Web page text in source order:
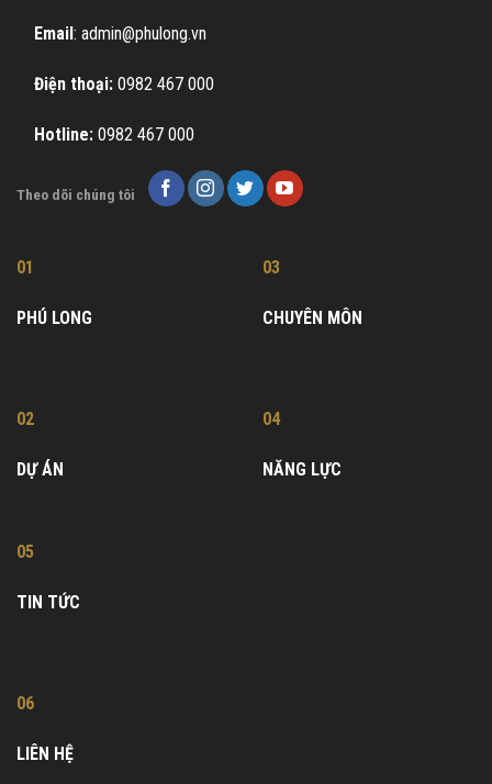
Email: admin@phulong.vn
Điện thoại: 0982 467 000
Hotline: 0982 467 000
Theo dõi chúng tôi
01
PHÚ LONG
02
DỰ ÁN
03
CHUYÊN MÔN
04
NĂNG LỰC
05
TIN TỨC
06
LIÊN HỆ